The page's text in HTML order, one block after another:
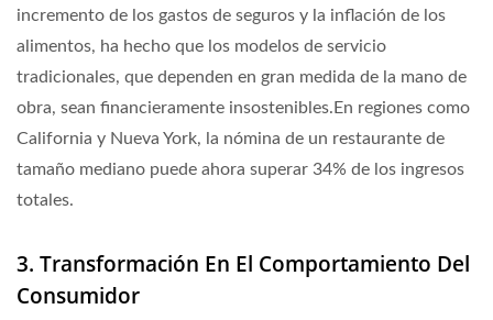
incremento de los gastos de seguros y la inflación de los
alimentos, ha hecho que los modelos de servicio
tradicionales, que dependen en gran medida de la mano de
obra, sean financieramente insostenibles.En regiones como
California y Nueva York, la nómina de un restaurante de
tamaño mediano puede ahora superar 34% de los ingresos
totales.
3. Transformación En El Comportamiento Del
Consumidor